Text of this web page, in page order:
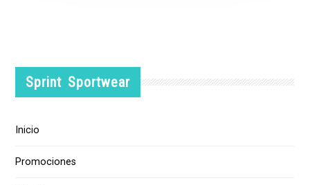
Sprint Sportwear
Inicio
Promociones